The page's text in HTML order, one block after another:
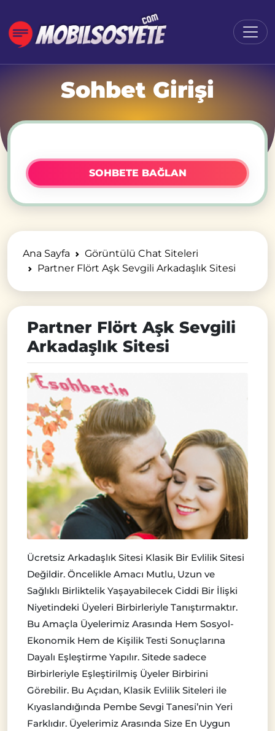
Sohbet Girişi
SOHBETE BAĞLAN
Ana Sayfa
Görüntülü Chat Siteleri
Partner Flört Aşk Sevgili Arkadaşlık Sitesi
Partner Flört Aşk Sevgili
Arkadaşlık Sitesi
Ücretsiz Arkadaşlık Sitesi Klasik Bir Evlilik Sitesi
Değildir. Öncelikle Amacı Mutlu, Uzun ve
Sağlıklı Birliktelik Yaşayabilecek Ciddi Bir İlişki
Niyetindeki Üyeleri Birbirleriyle Tanıştırmaktır.
Bu Amaçla Üyelerimiz Arasında Hem Sosyol-
Ekonomik Hem de Kişilik Testi Sonuçlarına
Dayalı Eşleştirme Yapılır. Sitede sadece
Birbirleriyle Eşleştirilmiş Üyeler Birbirini
Görebilir. Bu Açıdan, Klasik Evlilik Siteleri ile
Kıyaslandığında Pembe Sevgi Tanesi’nin Yeri
Farklıdır. Üyelerimiz Arasında Size En Uygun